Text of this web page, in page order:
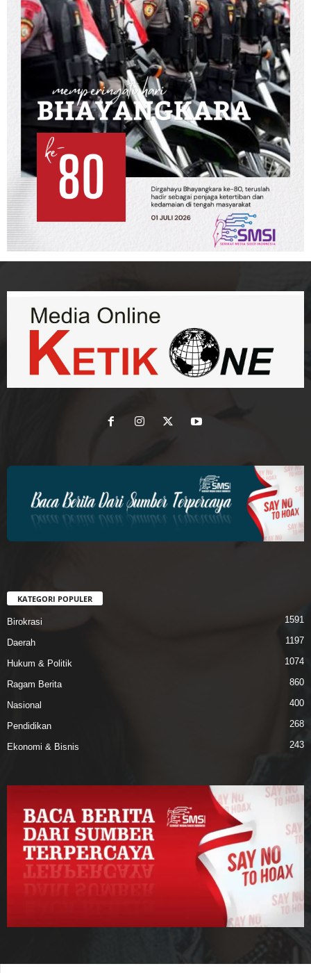
KATEGORI POPULER
Birokrasi 1591
Daerah 1197
Hukum & Politik 1074
Ragam Berita 860
Nasional 400
Pendidikan 268
Ekonomi & Bisnis 243